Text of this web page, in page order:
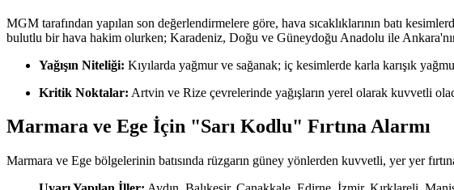
MGM tarafından yapılan son değerlendirmelere göre, hava sıcaklıklarının batı
bulutlu bir hava hakim olurken; Karadeniz, Doğu ve Güneydoğu Anadolu ile
Yağışın Niteliği: Kıyılarda yağmur ve sağanak; iç kesimlerde karla karışık
Kritik Noktalar: Artvin ve Rize çevrelerinde yağışların yerel olarak kuvvetli
Marmara ve Ege İçin "Sarı Kodlu" Fırtına Alarmı
Marmara ve Ege bölgelerinin batısında rüzgarın güney yönlerden kuvvetli, yer yer